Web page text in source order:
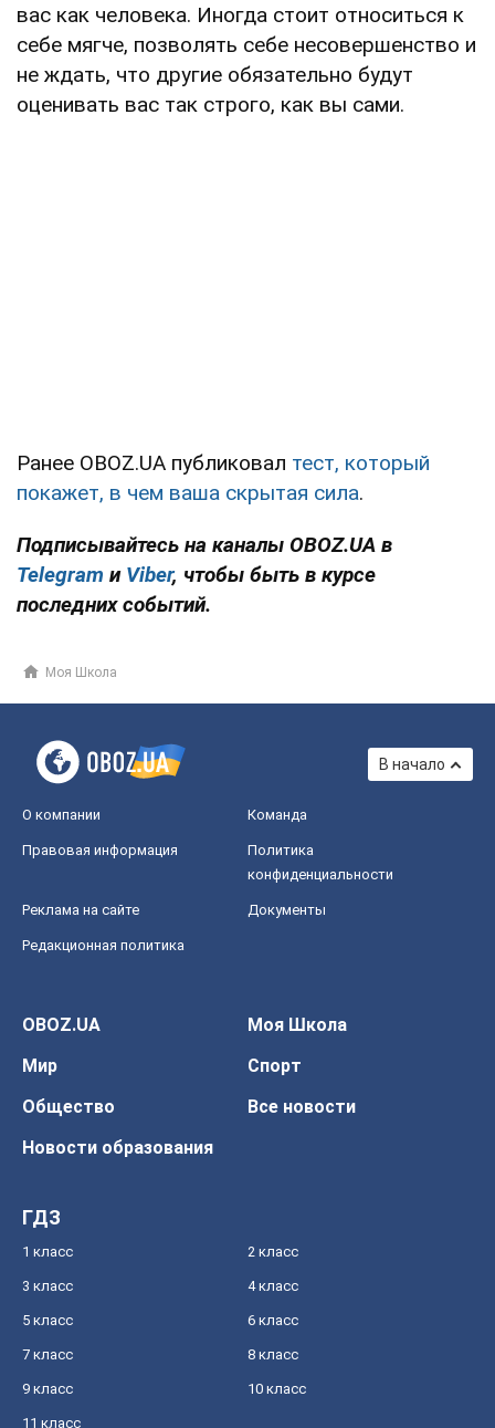
вас как человека. Иногда стоит относиться к
себе мягче, позволять себе несовершенство и
не ждать, что другие обязательно будут
оценивать вас так строго, как вы сами.
Ранее OBOZ.UA публиковал тест, который
покажет, в чем ваша скрытая сила.
Подписывайтесь на каналы OBOZ.UA в
Telegram и Viber, чтобы быть в курсе
последних событий.
Моя Школа
В начало
О компании Команда
Правовая информация
Политика
конфиденциальности
Реклама на сайте Документы
Редакционная политика
OBOZ.UA
Моя Школа
Мир
Спорт
Общество
Все новости
Новости образования
ГДЗ
1 класс 2 класс
3 класс 4 класс
5 класс 6 класс
7 класс 8 класс
9 класс 10 класс
11 класс